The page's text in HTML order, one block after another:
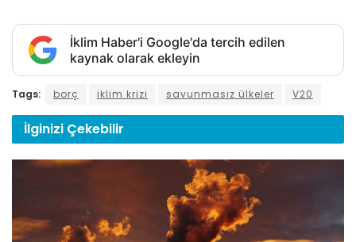
İklim Haber'i Google'da tercih edilen
kaynak olarak ekleyin
Tags: borç iklim krizi savunmasız ülkeler V20
İlginizi Çekebilir